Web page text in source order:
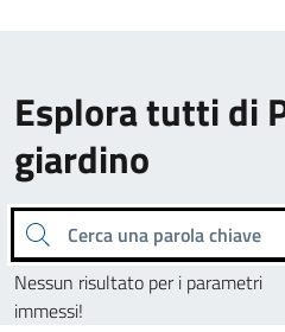
Esplora tutti di
giardino
Cerca una parola chiave
Nessun risultato per i parametri
immessi!